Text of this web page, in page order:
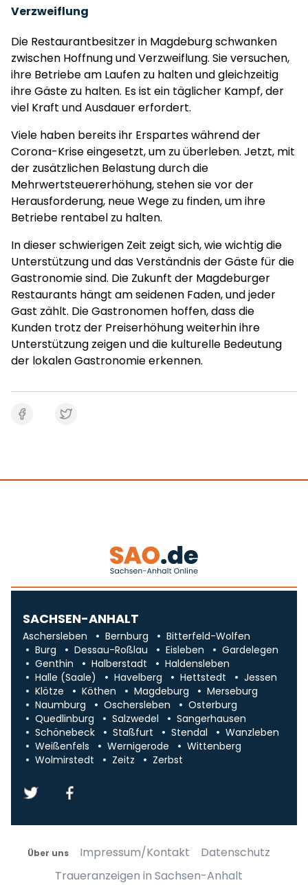
Verzweiflung
Die Restaurantbesitzer in Magdeburg schwanken
zwischen Hoffnung und Verzweiflung. Sie versuchen,
ihre Betriebe am Laufen zu halten und gleichzeitig
ihre Gäste zu halten. Es ist ein täglicher Kampf, der
viel Kraft und Ausdauer erfordert.
Viele haben bereits ihr Erspartes während der
Corona-Krise eingesetzt, um zu überleben. Jetzt, mit
der zusätzlichen Belastung durch die
Mehrwertsteuererhöhung, stehen sie vor der
Herausforderung, neue Wege zu finden, um ihre
Betriebe rentabel zu halten.
In dieser schwierigen Zeit zeigt sich, wie wichtig die
Unterstützung und das Verständnis der Gäste für die
Gastronomie sind. Die Zukunft der Magdeburger
Restaurants hängt am seidenen Faden, und jeder
Gast zählt. Die Gastronomen hoffen, dass die
Kunden trotz der Preiserhöhung weiterhin ihre
Unterstützung zeigen und die kulturelle Bedeutung
der lokalen Gastronomie erkennen.
SACHSEN-ANHALT
Aschersleben Bernburg
Bitterfeld-Wolfen
Burg
Dessau-Roßlau Eisleben
Gardelegen
Genthin
Halberstadt
Haldensleben
Halle (Saale)
Havelberg Hettstedt
Jessen
Klötze
Köthen Magdeburg
Merseburg
Naumburg
Oschersleben
Osterburg
Quedlinburg
Salzwedel
Sangerhausen
Schönebeck
Staßfurt Stendal
Wanzleben
Weißenfels
Wernigerode
Wittenberg
Wolmirstedt
Zeitz Zerbst
Über uns Impressum/Kontakt
Datenschutz
Traueranzeigen in Sachsen-Anhalt